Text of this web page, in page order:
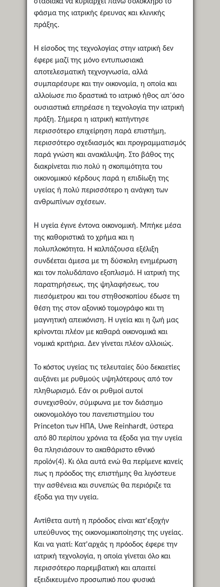
φάσμα της ιατρικής έρευνας και κλινικής
πράξης.
Η είσοδος της τεχνολογίας στην ιατρική δεν
έφερε μαζί της μόνο εντυπωσιακά
αποτελεσματική τεχνογνωσία, αλλά
συμπαρέσυρε και την οικονομία, η οποία και
αλλοίωσε πιο δραστικά το ιατρικό ήθος απ΄όσο
ουσιαστικά επηρέασε η τεχνολογία την ιατρική
πράξη. Σήμερα η ιατρική κατήντησε
περισσότερο επιχείρηση παρά επιστήμη,
περισσότερο σχεδιασμός και προγραμματισμός
παρά γνώση και ανακάλυψη. Στο βάθος της
διακρίνεται πιο πολύ η σκοπιμότητα του
οικονομικού κέρδους παρά η επιδίωξη της
υγείας ή πολύ περισσότερο η ανάγκη των
ανθρωπίνων σχέσεων.
Η υγεία έγινε έντονα οικονομική. Μπήκε μέσα
της καθοριστικά το χρήμα και η
πολυπλοκότητα. Η καλπάζουσα εξέλιξη
συνδέεται άμεσα με τη δύσκολη ενημέρωση
και τον πολυδάπανο εξοπλισμό. Η ιατρική της
παρατηρήσεως, της ψηλαφήσεως, του
πιεσόμετρου και του στηθοσκοπίου έδωσε τη
θέση της στον αξονικό τομογράφο και τη
μαγνητική απεικόνιση. Η υγεία και η ζωή μας
κρίνονται πλέον με καθαρά οικονομικά και
νομικά κριτήρια. Δεν γίνεται πλέον αλλοιώς.
Το κόστος υγείας τις τελευταίες δύο δεκαετίες
αυξάνει με ρυθμούς υψηλότερους από τον
πληθωρισμό. Εάν οι ρυθμοί αυτοί
συνεχισθούν, σύμφωνα με τον διάσημο
οικονομολόγο του πανεπιστημίου του
Princeton των ΗΠΑ, Uwe Reinhardt, ύστερα
από 80 περίπου χρόνια τα έξοδα για την υγεία
θα πλησιάσουν το ακαθάριστο εθνικό
προϊόν(4). Κι όλα αυτά ενώ θα περίμενε κανείς
πως η πρόοδος της επιστήμης θα λιγόστευε
την ασθένεια και συνεπώς θα περιόριζε τα
έξοδα για την υγεία.
Αντίθετα αυτή η πρόοδος είναι κατ'εξοχήν
υπεύθυνος της οικονομικοποίησης της υγείας.
Και να γιατί: Κατ'αρχάς η πρόοδος έφερε την
ιατρική τεχνολογία, η οποία γίνεται όλο και
περισσότερο παρεμβατική και απαιτεί
εξειδικευμένο προσωπικό που φυσικά